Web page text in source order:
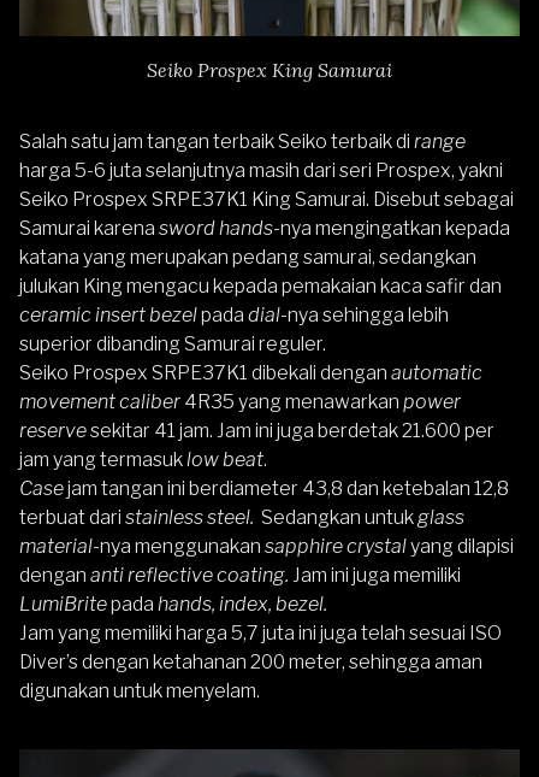
Seiko Prospex King Samurai
Salah satu jam tangan terbaik Seiko terbaik di range
harga 5-6 juta selanjutnya masih dari seri Prospex, yakni
Seiko Prospex SRPE37K1 King Samurai. Disebut sebagai
Samurai karena sword hands-nya mengingatkan kepada
katana yang merupakan pedang samurai, sedangkan
julukan King mengacu kepada pemakaian kaca safir dan
ceramic insert bezelpada dial-nya sehingga lebih
superior dibanding Samurai reguler.
Seiko Prospex SRPE37K1 dibekali dengan automatic
movement caliber 4R35 yang menawarkan power
reservesekitar 41 jam. Jam ini juga berdetak 21.600 per
jam yang termasuklow beat.
Casejam tangan ini berdiameter 43,8 dan ketebalan 12,8
terbuat dari stainless steel. Sedangkan untukglass
material-nya menggunakan sapphire crystalyang dilapisi
dengan anti reflective coating. Jam ini juga memiliki
LumiBritepada hands, index, bezel.
Jam yang memiliki harga 5,7 juta ini juga telah sesuai ISO
Diver’s dengan ketahanan 200 meter, sehingga aman
digunakan untuk menyelam.